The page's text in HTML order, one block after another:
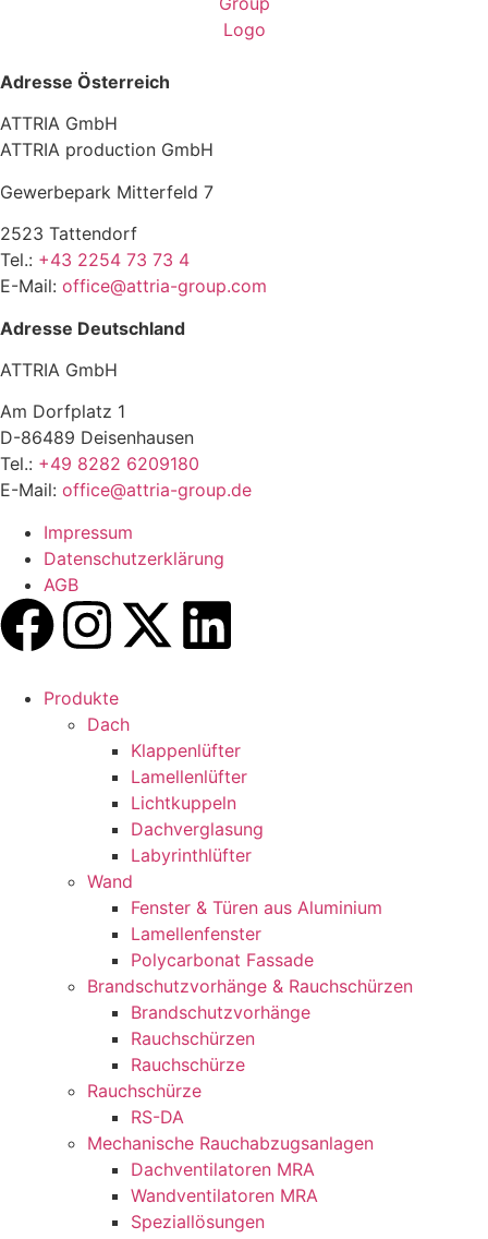
Adresse Österreich
ATTRIA GmbH
ATTRIA production GmbH
Gewerbepark Mitterfeld 7
2523 Tattendorf
Tel.: +43 2254 73 73 4
E-Mail: office@attria-group.com
Adresse Deutschland
ATTRIA GmbH
Am Dorfplatz 1
D-86489 Deisenhausen
Tel.: +49 8282 6209180
E-Mail: office@attria-group.de
Impressum
Datenschutzerklärung
AGB
Produkte
Dach
Klappenlüfter
Lamellenlüfter
Lichtkuppeln
Dachverglasung
Labyrinthlüfter
Wand
Fenster & Türen aus Aluminium
Lamellenfenster
Polycarbonat Fassade
Brandschutzvorhänge & Rauchschürzen
Brandschutzvorhänge
Rauchschürzen
Rauchschürze
Rauchschürze
RS-DA
Mechanische Rauchabzugsanlagen
Dachventilatoren MRA
Wandventilatoren MRA
Speziallösungen